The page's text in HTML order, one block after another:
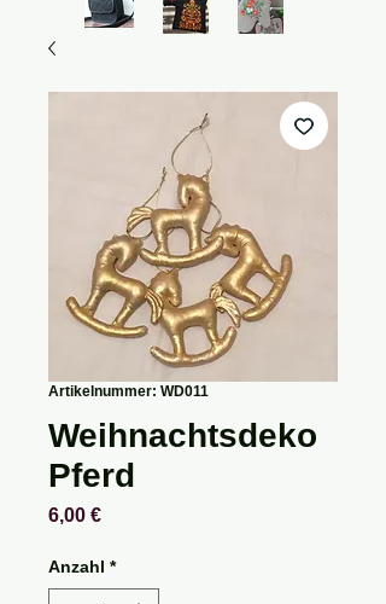
Artikelnummer: WD011
Weihnachtsdeko
Pferd
6,00 €Preis
Anzahl *